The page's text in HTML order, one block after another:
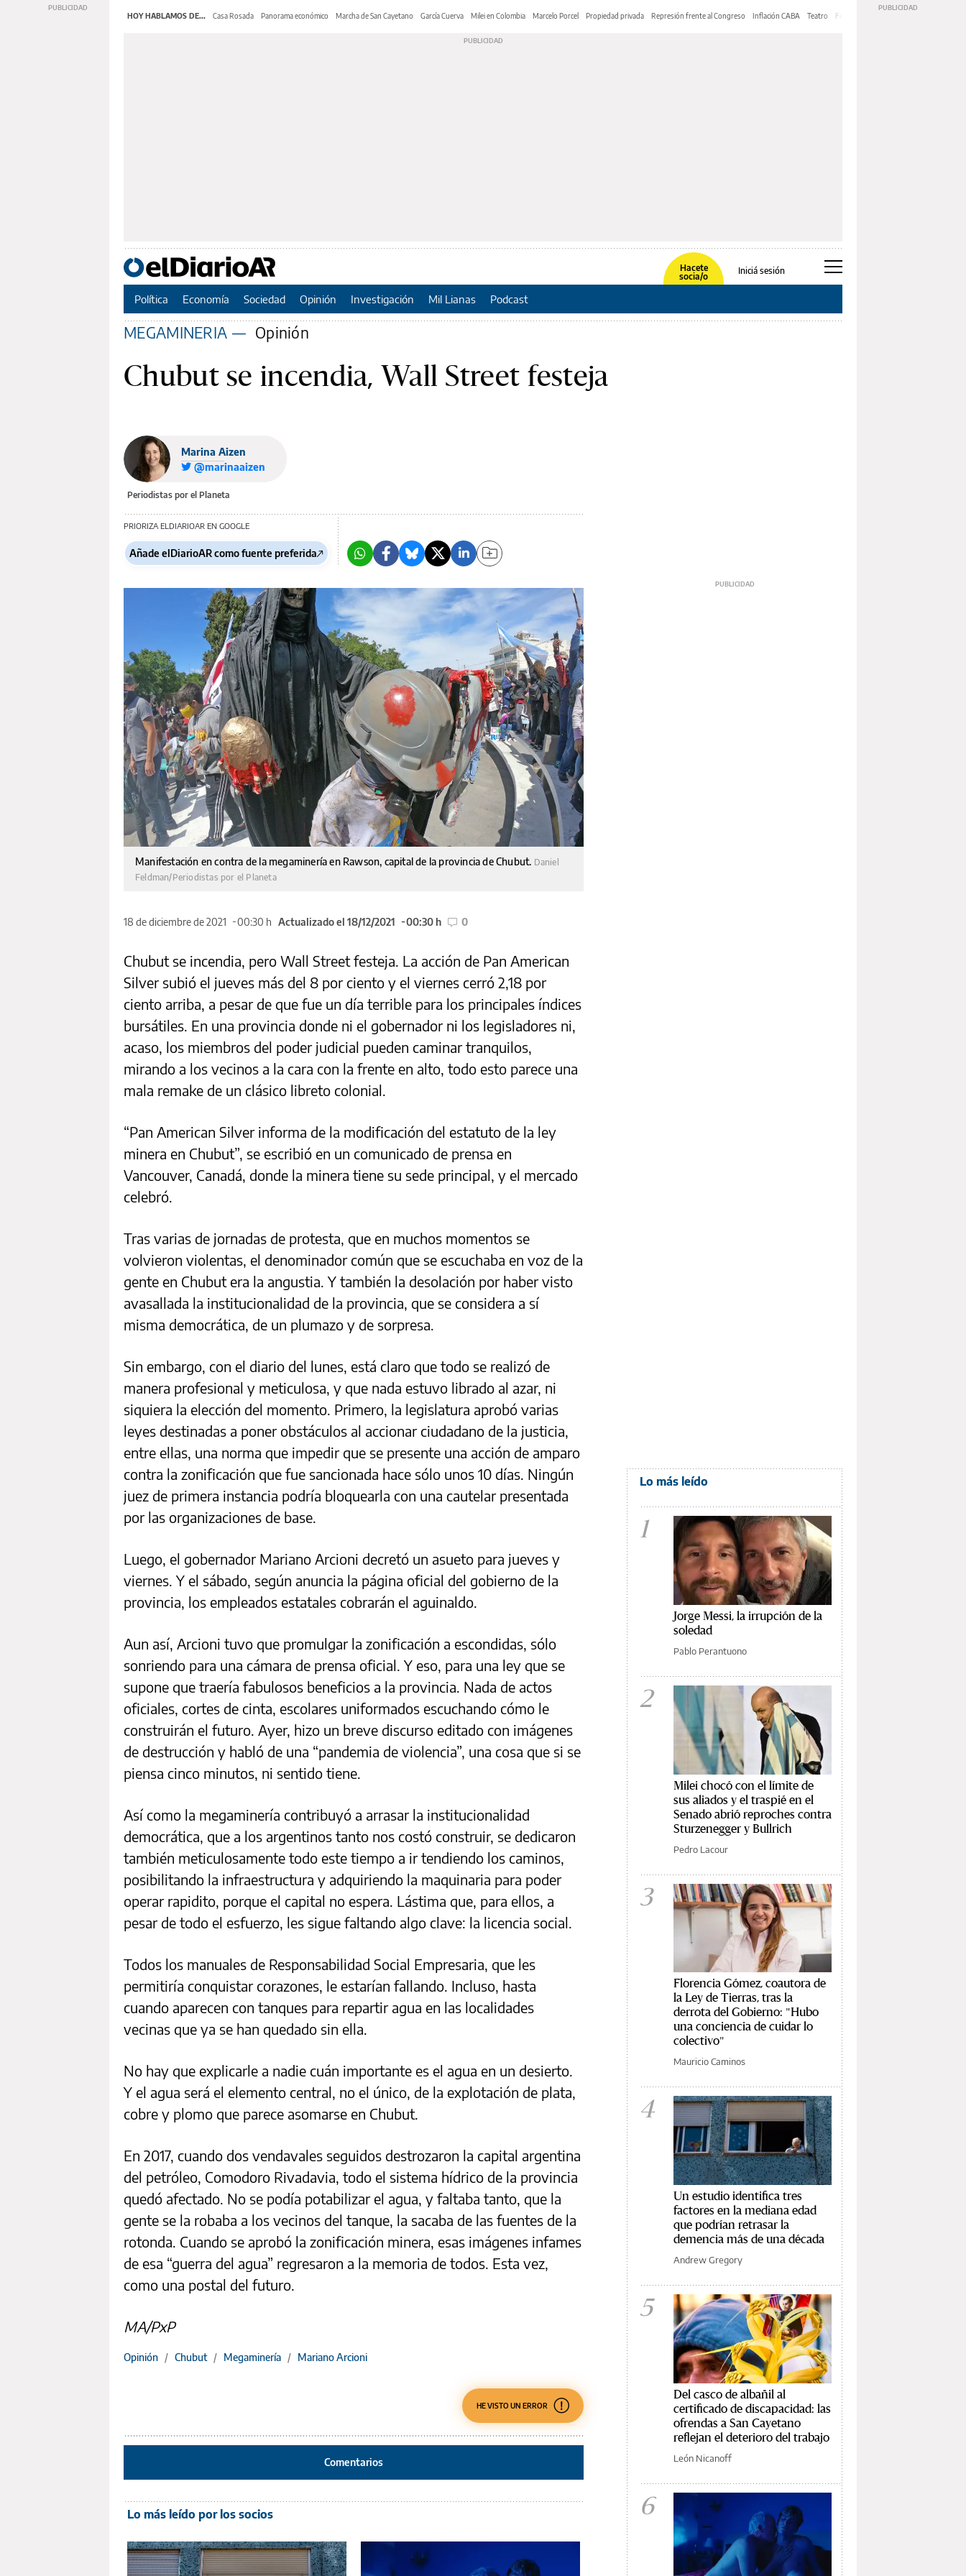
HOY HABLAMOS DE... Casa Rosada Panorama económico Marcha de San Cayetano García Cuerva Milei en Colombia Marcelo Porcel Propiedad privada Represión frente al Congreso Inflación CABA Teatro Feria de Editores
Hacete
socia/o
Iniciá sesión
Política Economía Sociedad Opinión Investigación Mil Lianas Podcast
MEGAMINERIA — Opinión
Chubut se incendia, Wall Street festeja
Marina Aizen
@marinaaizen
Periodistas por el Planeta
PRIORIZA ELDIARIOAR EN GOOGLE
Añade elDiarioAR como fuente preferida
Manifestación en contra de la megaminería en Rawson, capital de la provincia de Chubut. Daniel
Feldman/Periodistas por el Planeta
18 de diciembre de 2021 00:30 h Actualizado el 18/12/2021 00:30 h 0
Chubut se incendia, pero Wall Street festeja. La acción de Pan American
Silver subió el jueves más del 8 por ciento y el viernes cerró 2,18 por
ciento arriba, a pesar de que fue un día terrible para los principales índices
bursátiles. En una provincia donde ni el gobernador ni los legisladores ni,
acaso, los miembros del poder judicial pueden caminar tranquilos,
mirando a los vecinos a la cara con la frente en alto, todo esto parece una
mala remake de un clásico libreto colonial.
“Pan American Silver informa de la modificación del estatuto de la ley
minera en Chubut”, se escribió en un comunicado de prensa en
Vancouver, Canadá, donde la minera tiene su sede principal, y el mercado
celebró.
Tras varias de jornadas de protesta, que en muchos momentos se
volvieron violentas, el denominador común que se escuchaba en voz de la
gente en Chubut era la angustia. Y también la desolación por haber visto
avasallada la institucionalidad de la provincia, que se considera a sí
misma democrática, de un plumazo y de sorpresa.
Sin embargo, con el diario del lunes, está claro que todo se realizó de
manera profesional y meticulosa, y que nada estuvo librado al azar, ni
siquiera la elección del momento. Primero, la legislatura aprobó varias
leyes destinadas a poner obstáculos al accionar ciudadano de la justicia,
entre ellas, una norma que impedir que se presente una acción de amparo
contra la zonificación que fue sancionada hace sólo unos 10 días. Ningún
juez de primera instancia podría bloquearla con una cautelar presentada
por las organizaciones de base.
Luego, el gobernador Mariano Arcioni decretó un asueto para jueves y
viernes. Y el sábado, según anuncia la página oficial del gobierno de la
provincia, los empleados estatales cobrarán el aguinaldo.
Aun así, Arcioni tuvo que promulgar la zonificación a escondidas, sólo
sonriendo para una cámara de prensa oficial. Y eso, para una ley que se
supone que traería fabulosos beneficios a la provincia. Nada de actos
oficiales, cortes de cinta, escolares uniformados escuchando cómo le
construirán el futuro. Ayer, hizo un breve discurso editado con imágenes
de destrucción y habló de una “pandemia de violencia”, una cosa que si se
piensa cinco minutos, ni sentido tiene.
Así como la megaminería contribuyó a arrasar la institucionalidad
democrática, que a los argentinos tanto nos costó construir, se dedicaron
también meticulosamente todo este tiempo a ir tendiendo los caminos,
posibilitando la infraestructura y adquiriendo la maquinaria para poder
operar rapidito, porque el capital no espera. Lástima que, para ellos, a
pesar de todo el esfuerzo, les sigue faltando algo clave: la licencia social.
Todos los manuales de Responsabilidad Social Empresaria, que les
permitiría conquistar corazones, le estarían fallando. Incluso, hasta
cuando aparecen con tanques para repartir agua en las localidades
vecinas que ya se han quedado sin ella.
No hay que explicarle a nadie cuán importante es el agua en un desierto.
Y el agua será el elemento central, no el único, de la explotación de plata,
cobre y plomo que parece asomarse en Chubut.
En 2017, cuando dos vendavales seguidos destrozaron la capital argentina
del petróleo, Comodoro Rivadavia, todo el sistema hídrico de la provincia
quedó afectado. No se podía potabilizar el agua, y faltaba tanto, que la
gente se la robaba a los vecinos del tanque, la sacaba de las fuentes de la
rotonda. Cuando se aprobó la zonificación minera, esas imágenes infames
de esa “guerra del agua” regresaron a la memoria de todos. Esta vez,
como una postal del futuro.
MA/PxP
Opinión / Chubut / Megaminería / Mariano Arcioni
HE VISTO UN ERROR
Comentarios
Lo más leído por los socios
Lo más leído
1
Jorge Messi, la irrupción de la
soledad
Pablo Perantuono
2
Milei chocó con el límite de
sus aliados y el traspié en el
Senado abrió reproches contra
Sturzenegger y Bullrich
Pedro Lacour
3
Florencia Gómez, coautora de
la Ley de Tierras, tras la
derrota del Gobierno: "Hubo
una conciencia de cuidar lo
colectivo"
Mauricio Caminos
4
Un estudio identifica tres
factores en la mediana edad
que podrían retrasar la
demencia más de una década
Andrew Gregory
5
Del casco de albañil al
certificado de discapacidad: las
ofrendas a San Cayetano
reflejan el deterioro del trabajo
León Nicanoff
6